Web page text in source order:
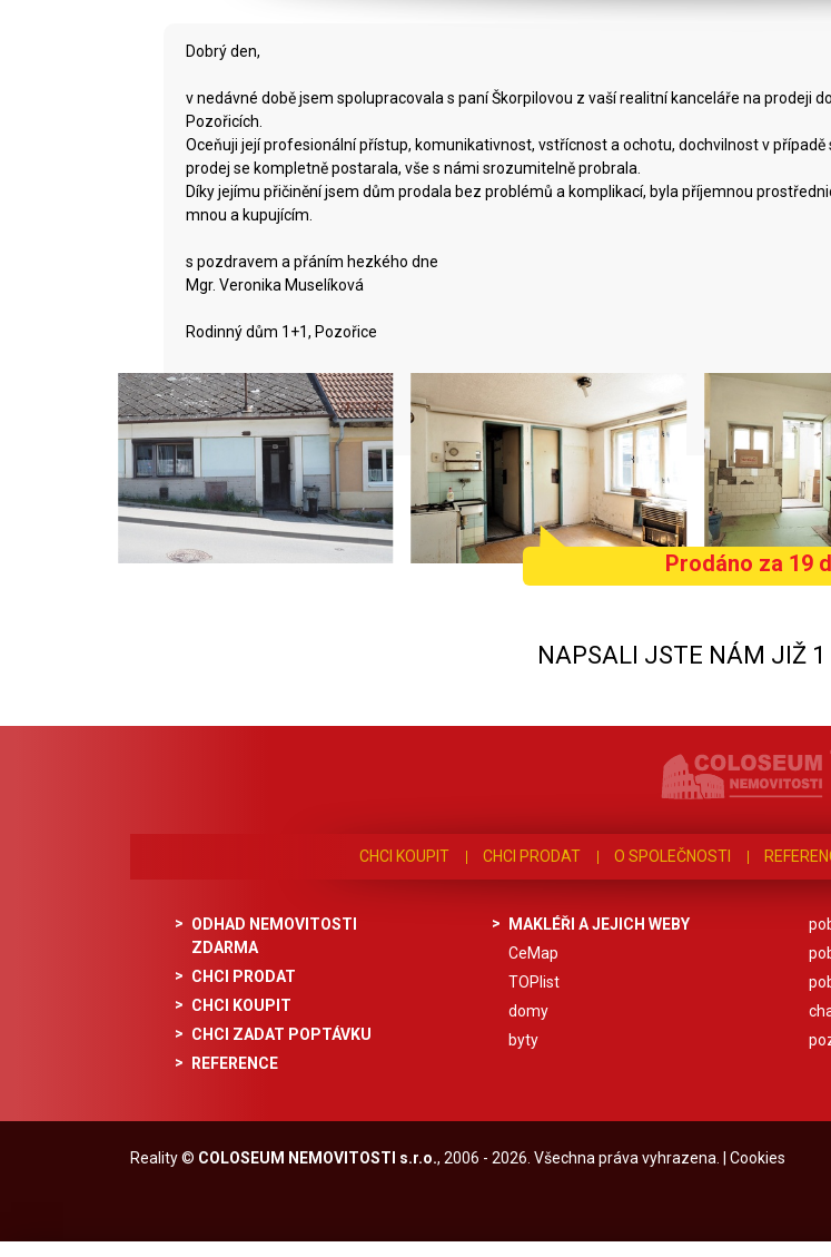
Dobrý den,
v nedávné době jsem spolupracovala s paní Škorpilovou z vaší realitní kanceláře na prodeji
Pozořicích.
Oceňuji její profesionální přístup, komunikativnost, vstřícnost a ochotu, dochvilnost v případě
prodej se kompletně postarala, vše s námi srozumitelně probrala.
Díky jejímu přičinění jsem dům prodala bez problémů a komplikací, byla příjemnou
mnou a kupujícím.
s pozdravem a přáním hezkého dne
Mgr. Veronika Muselíková
Rodinný dům 1+1, Pozořice
Prodáno za 19
NAPSALI JSTE NÁM JIŽ 1
CHCI KOUPIT CHCI PRODAT O SPOLEČNOSTI
ODHAD NEMOVITOSTI
ZDARMA
CHCI PRODAT
CHCI KOUPIT
CHCI ZADAT POPTÁVKU
REFERENCE
MAKLÉŘI A JEJICH WEBY
CeMap
TOPlist
domy
byty
Reality© COLOSEUM NEMOVITOSTI s.r.o., 2006 - 2026. Všechna práva vyhrazena. | Cookies